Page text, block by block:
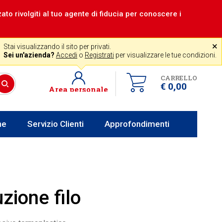
rivolgiti al tuo agente di fiducia per conoscere i
Assistenza gratuita
dal lun al ven 8-12 14-18 +39 0341 256700 ˟
Stai visualizzando il sito per privati.
Sei un'azienda? Accedi o Registrati per visualizzare le tue condizioni.
CARRELLO
€ 0,00
Area personale
Servizio Clienti Approfondimenti
filo